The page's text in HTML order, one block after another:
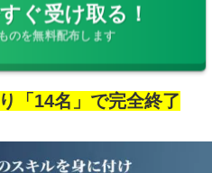
ぐ受け取る！
のを無料配布します
「14名」で完全終了